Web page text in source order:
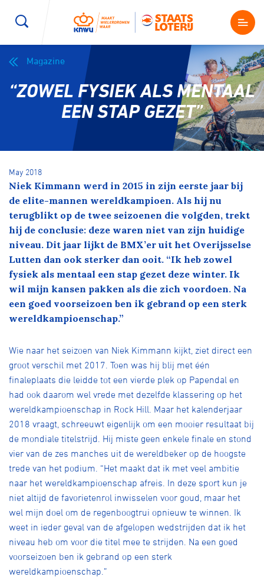
Kenniscentrum
Magazine
Nieuws
Shop
Producten en diensten
Contact
Over ons
Lid worden
Magazine
“ZOWEL FYSIEK ALS MENTAAL
EEN STAP GEZET”
May 2018
Niek Kimmann werd in 2015 in zijn eerste jaar bij
de elite-mannen wereldkampioen. Als hij nu
terugblikt op de twee seizoenen die volgden, trekt
hij de conclusie: deze waren niet van zijn huidige
niveau. Dit jaar lijkt de BMX’er uit het Overijsselse
Lutten dan ook sterker dan ooit. “Ik heb zowel
fysiek als mentaal een stap gezet deze winter. Ik
wil mijn kansen pakken als die zich voordoen. Na
een goed voorseizoen ben ik gebrand op een sterk
wereldkampioenschap.”
Wie naar het seizoen van Niek Kimmann kijkt, ziet direct een
groot verschil met 2017. Toen was hij blij met één
finaleplaats die leidde tot een vierde plek op Papendal en
had ook daarom wel vrede met dezelfde klassering op het
wereldkampioenschap in Rock Hill. Maar het kalenderjaar
2018 vraagt, schreeuwt eigenlijk om een mooier resultaat bij
de mondiale titelstrijd. Hij miste geen enkele finale en stond
vier van de zes manches uit de wereldbeker op de hoogste
trede van het podium. “Het maakt dat ik met veel ambitie
naar het wereldkampioenschap afreis. In deze sport kun je
niet altijd de favorietenrol inwisselen voor goud, maar het
wel mijn doel om de regenboogtrui opnieuw te winnen. Ik
weet in ieder geval van de afgelopen wedstrijden dat ik het
niveau heb om voor die titel mee te strijden. Na een goed
voorseizoen ben ik gebrand op een sterk
wereldkampioenschap.”
Wegwielrennen Mountainbiken
E-Racing
Kunstwielrijden ID-Cycling
Baanwielrennen
BMX freestyle Gravel
Veldrijden Biketrial
Pumptrack Fixed gear